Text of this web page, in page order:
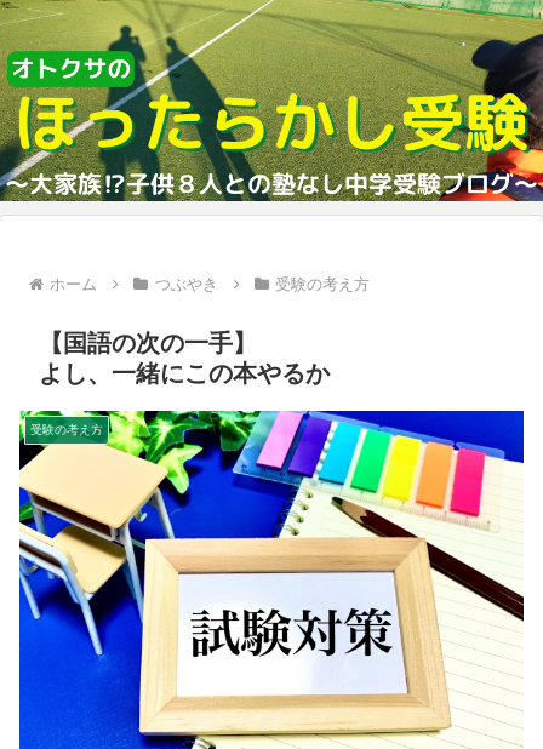
ホーム つぶやき 受験の考え方
【国語の次の一手】
よし、一緒にこの本やるか
受験の考え方